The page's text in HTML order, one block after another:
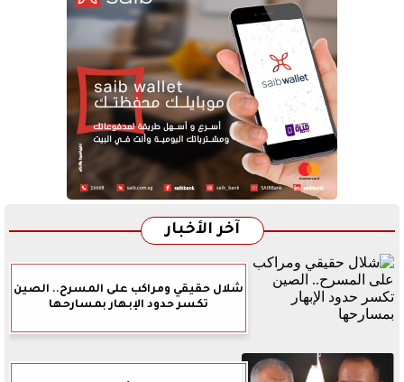
آخر الأخبار
شلال حقيقي ومراكب على المسرح.. الصين
تكسر حدود الإبهار بمسارحها